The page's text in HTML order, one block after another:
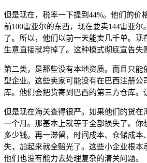
但是现在，税率一下提到44%。他们的价
前100雷亚尔的东西，现在要卖144雷亚尔
了。所以，他们以前一天能卖几千单。现
生意直接就垮掉了。这种模式彻底宣告失
第二类，是那些没有本地资质。而且只能
型企业。这些卖家可能没有在巴西注册公
库。他们会把货寄到巴西的第三方仓库。
但是现在海关查得很严。如果他们的货在
一个月。那基本上就等于全部损失了。你
多少钱。再一滞留，时间成本、仓储成本
失，加起来就全赔光了。这些小企业根本
他们也没有能力去处理复杂的清关问题。